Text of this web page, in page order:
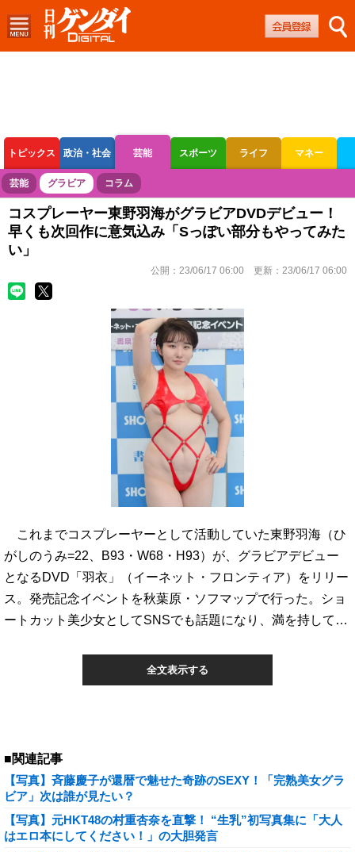
トピックス 政治・社会 芸能 スポーツ ライフ マネー
ボートレース 競輪 オートレース
芸能 グラビア コラム
コスプレーヤー東野羽海がグラビアDVDデビュー！
早くも次回作に意気込み「Sっぽい部分もやってみた
い」
公開： 23/06/17 06:00 更新： 23/06/17 06:00
これまでコスプレーヤーとして活動していた東野羽海（ひ
がしのうみ=22、B93・W68・H93）が、グラビアデビュー
となるDVD「羽衣」（イーネット・フロンティア）をリリー
ス。発売記念イベントを秋葉原・ソフマップで行った。ショ
ートカット美少女としてSNSでも話題になり、満を持して…
全文表示する
■関連記事
【写真】斉藤慶子が還暦で魅せた奇跡のSEXY！「完熟美女グラ
ビア」次は誰が見たい？
【写真】元HKT48の村重杏奈を直撃！ “生乳”初写真集に「大人
はエロ本にしてください！」の大胆発言